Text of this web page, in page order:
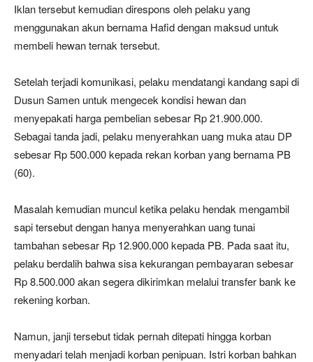
Iklan tersebut kemudian direspons oleh pelaku yang
menggunakan akun bernama Hafid dengan maksud untuk
membeli hewan ternak tersebut.
Setelah terjadi komunikasi, pelaku mendatangi kandang sapi di
Dusun Samen untuk mengecek kondisi hewan dan
menyepakati harga pembelian sebesar Rp 21.900.000.
Sebagai tanda jadi, pelaku menyerahkan uang muka atau DP
sebesar Rp 500.000 kepada rekan korban yang bernama PB
(60).
Masalah kemudian muncul ketika pelaku hendak mengambil
sapi tersebut dengan hanya menyerahkan uang tunai
tambahan sebesar Rp 12.900.000 kepada PB. Pada saat itu,
pelaku berdalih bahwa sisa kekurangan pembayaran sebesar
Rp 8.500.000 akan segera dikirimkan melalui transfer bank ke
rekening korban.
Namun, janji tersebut tidak pernah ditepati hingga korban
menyadari telah menjadi korban penipuan. Istri korban bahkan